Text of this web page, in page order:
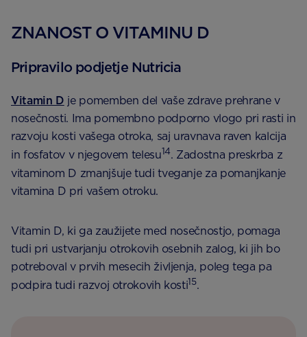
ZNANOST O VITAMINU D
Pripravilo podjetje Nutricia
Vitamin D je pomemben del vaše zdrave prehrane v
nosečnosti. Ima pomembno podporno vlogo pri rasti in
razvoju kosti vašega otroka, saj uravnava raven kalcija
in fosfatov v njegovem telesu14. Zadostna preskrba z
vitaminom D zmanjšuje tudi tveganje za pomanjkanje
vitamina D pri vašem otroku.
Vitamin D, ki ga zaužijete med nosečnostjo, pomaga
tudi pri ustvarjanju otrokovih osebnih zalog, ki jih bo
potreboval v prvih mesecih življenja, poleg tega pa
podpira tudi razvoj otrokovih kosti15.